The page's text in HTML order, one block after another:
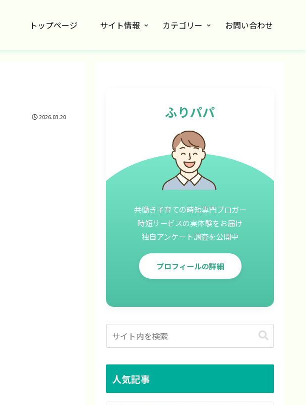
トップページ サイト情報 カテゴリー お問い合わせ
2026.03.20 ふりパパ
共働き子育ての時短専門ブロガー
時短サービスの実体験をお届け
独自アンケート調査を公開中
プロフィールの詳細
人気記事